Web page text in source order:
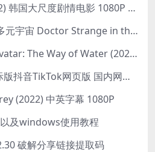
B级文件 B컷 (2022) 韩国大尺度剧情电影 1080P 中字
奇异博士2：疯狂多元宇宙 Doctor Strange in the Multiverse of Madness (2022) 高清版1080p
阿凡达：水之道 Avatar: The Way of Water (2022) 1080p 2k 4k 中文字幕
ProxiTok 开源国际版抖音TikTok网页版 国内网络直连
(2022) 中英字幕 1080P
及windows使用教程
破解分享链接提取码